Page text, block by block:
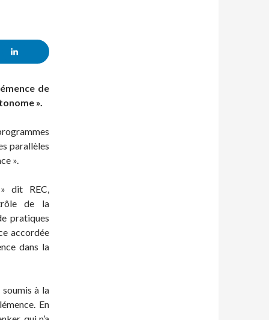
de
».
parallèles
».
dit REC,
de la
pratiques
accordée
dans la
à la
En